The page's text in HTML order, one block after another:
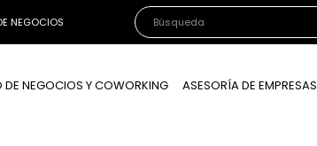
NEGOCIOS
DE NEGOCIOS Y COWORKING ASESORÍA DE EMPRESAS